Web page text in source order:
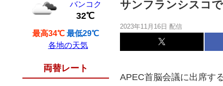
バンコク
32℃
最高34℃ 最低29℃
各地の天気
両替レート
サンフランシスコ
2023年11月16日 配信
APEC首脳会議に出席す